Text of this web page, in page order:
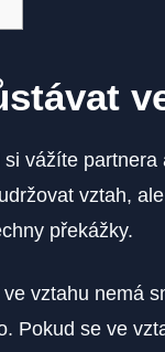
vážíte
vztah,
překážky.
vztahu nemá
Pokud se ve